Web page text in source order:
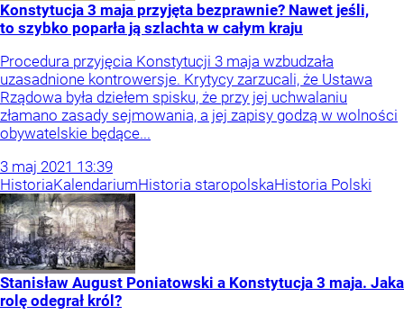
Konstytucja 3 maja przyjęta bezprawnie? Nawet jeśli,
to szybko poparła ją szlachta w całym kraju
Procedura przyjęcia Konstytucji 3 maja wzbudzała
uzasadnione kontrowersje. Krytycy zarzucali, że Ustawa
Rządowa była dziełem spisku, że przy jej uchwalaniu
złamano zasady sejmowania, a jej zapisy godzą w wolności
obywatelskie będące...
3 maj 2021 13:39
HistoriaKalendariumHistoria staropolskaHistoria Polski
Stanisław August Poniatowski a Konstytucja 3 maja. Jaka
rolę odegrał król?